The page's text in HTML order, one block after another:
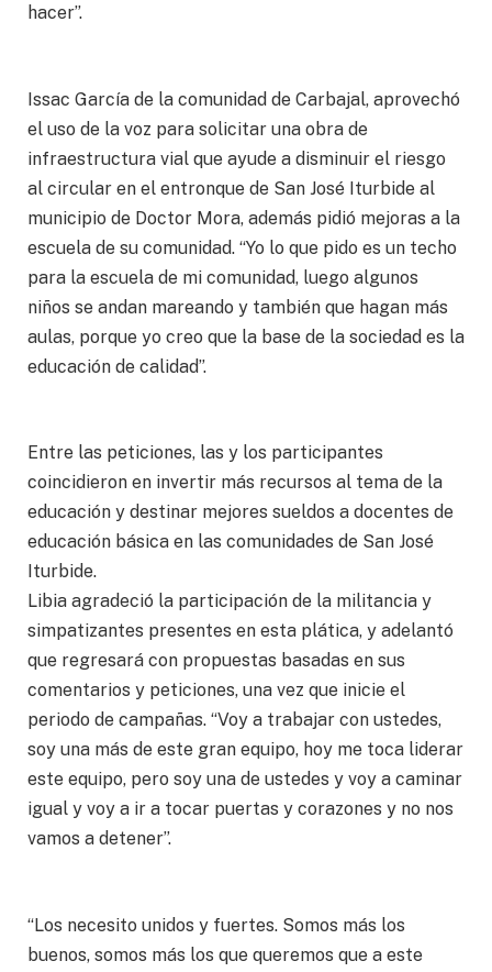
hacer”.
Issac García de la comunidad de Carbajal, aprovechó
el uso de la voz para solicitar una obra de
infraestructura vial que ayude a disminuir el riesgo
al circular en el entronque de San José Iturbide al
municipio de Doctor Mora, además pidió mejoras a la
escuela de su comunidad. “Yo lo que pido es un techo
para la escuela de mi comunidad, luego algunos
niños se andan mareando y también que hagan más
aulas, porque yo creo que la base de la sociedad es la
educación de calidad”.
Entre las peticiones, las y los participantes
coincidieron en invertir más recursos al tema de la
educación y destinar mejores sueldos a docentes de
educación básica en las comunidades de San José
Iturbide.
Libia agradeció la participación de la militancia y
simpatizantes presentes en esta plática, y adelantó
que regresará con propuestas basadas en sus
comentarios y peticiones, una vez que inicie el
periodo de campañas. “Voy a trabajar con ustedes,
soy una más de este gran equipo, hoy me toca liderar
este equipo, pero soy una de ustedes y voy a caminar
igual y voy a ir a tocar puertas y corazones y no nos
vamos a detener”.
“Los necesito unidos y fuertes. Somos más los
buenos, somos más los que queremos que a este